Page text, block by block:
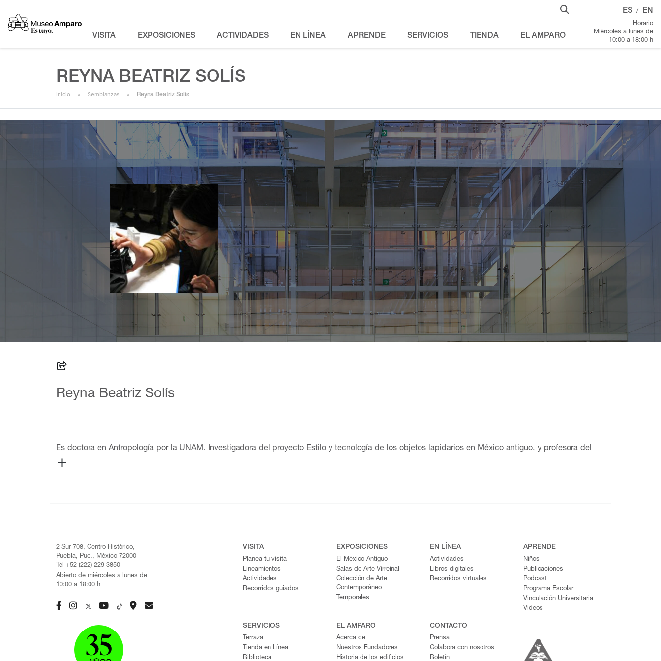
VISITA EXPOSICIONES ACTIVIDADES EN LÍNEA APRENDE SERVICIOS TIENDA EL AMPARO
ES / EN
Horario
Miércoles a lunes de
10:00 a 18:00 h
REYNA BEATRIZ SOLÍS
Inicio Semblanzas Reyna Beatriz Solís
Reyna Beatriz Solís
Es doctora en Antropología por la UNAM. Investigadora del proyecto Estilo y tecnología de los objetos lapidarios en México antiguo, y profesora del
Seminario Monográfico en el Posgrado de Estudios Mesoamericanos y del Posgrado de Historia del Arte. Pertenece al Sistema Nacional de
Actualizado: 16 de enero de 2024
2 Sur 708, Centro Histórico,
Puebla, Pue., México 72000
Tel +52 (222) 229 3850
Abierto de miércoles a lunes de
10:00 a 18:00 h
VISITA
Planea tu visita
Lineamientos
Actividades
Recorridos guiados
EXPOSICIONES
El México Antiguo
Salas de Arte Virreinal
Colección de Arte
Contemporáneo
Temporales
EN LÍNEA
Actividades
Libros digitales
Recorridos virtuales
APRENDE
Niños
Publicaciones
Podcast
Programa Escolar
Vinculación Universitaria
Videos
SERVICIOS
Terraza
Tienda en Línea
Biblioteca
EL AMPARO
Acerca de
Nuestros Fundadores
Historia de los edificios
CONTACTO
Prensa
Colabora con nosotros
Boletín